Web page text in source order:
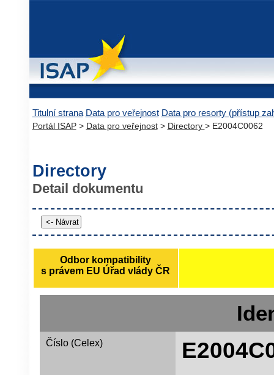
Titulní strana Data pro veřejnost Data pro resorty (přístup
Portál ISAP> Data pro veřejnost> Directory > E2004C0062
Directory
Detail dokumentu
Odbor kompatibility
s právem EU Úřad vlády ČR
Číslo (Celex)